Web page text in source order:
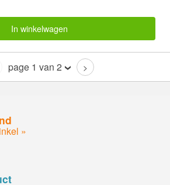
In winkelwagen
page 1 van 2 >
»